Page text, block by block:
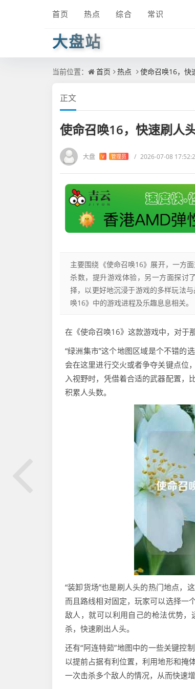
首页 热点 综合 常识
大盘站
当前位置： 首页 热点 使命召唤16，快
正文
使命召唤16，快速刷人
大盘 V 管理员 / 2026-07-08
主要围绕《使命召唤16》展开，一方
杀数，提升游戏体验，另一方面探讨
择，以更好地沉浸于游戏的多样玩法
唤16》中的游戏进程及乐趣息息相关。
在《使命召唤16》这款游戏中，对于
“绿洲集市”这个地图区域是个不错的
会在这里进行交火或者争夺关键点位
入视野时，凭借着合适的武器配置，
积累人头数。
“装卸货场”也是刷人头的热门地点，
而且路线相对固定，玩家可以选择一
敌人，就可以利用自己的枪法优势
杀，快速刷出人头。
还有“阿连特茹”地图中的一些关键控
以提前占据有利位置，利用地形和掩
一次击杀多个敌人的情况，从而快速增